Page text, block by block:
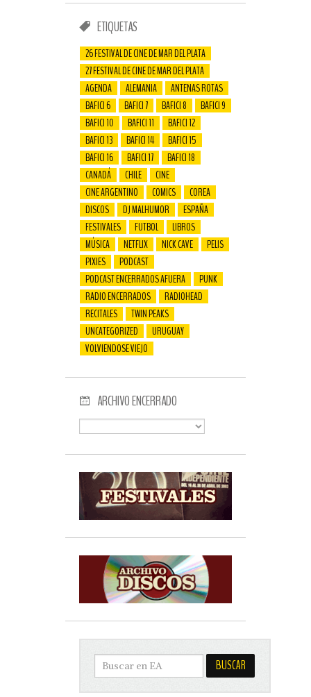
ETIQUETAS
26 FESTIVAL DE CINE DE MAR DEL PLATA
27 FESTIVAL DE CINE DE MAR DEL PLATA
AGENDA
ALEMANIA
ANTENAS ROTAS
BAFICI 6
BAFICI 7 BAFICI 8
BAFICI 9
BAFICI 10
BAFICI 11
BAFICI 12
BAFICI 13
BAFICI 14
BAFICI 15
BAFICI 16
BAFICI 17
BAFICI 18
CANADÁ
CHILE
CINE
CINE ARGENTINO
COMICS
COREA
DISCOS
DJ MALHUMOR
ESPAÑA
FESTIVALES
FUTBOL
LIBROS
MÚSICA
NETFLIX NICK CAVE
PELIS
PIXIES
PODCAST
PODCAST ENCERRADOS AFUERA
PUNK
RADIO ENCERRADOS
RADIOHEAD
RECITALES
TWIN PEAKS
UNCATEGORIZED
URUGUAY
VOLVIENDOSE VIEJO
ARCHIVO ENCERRADO